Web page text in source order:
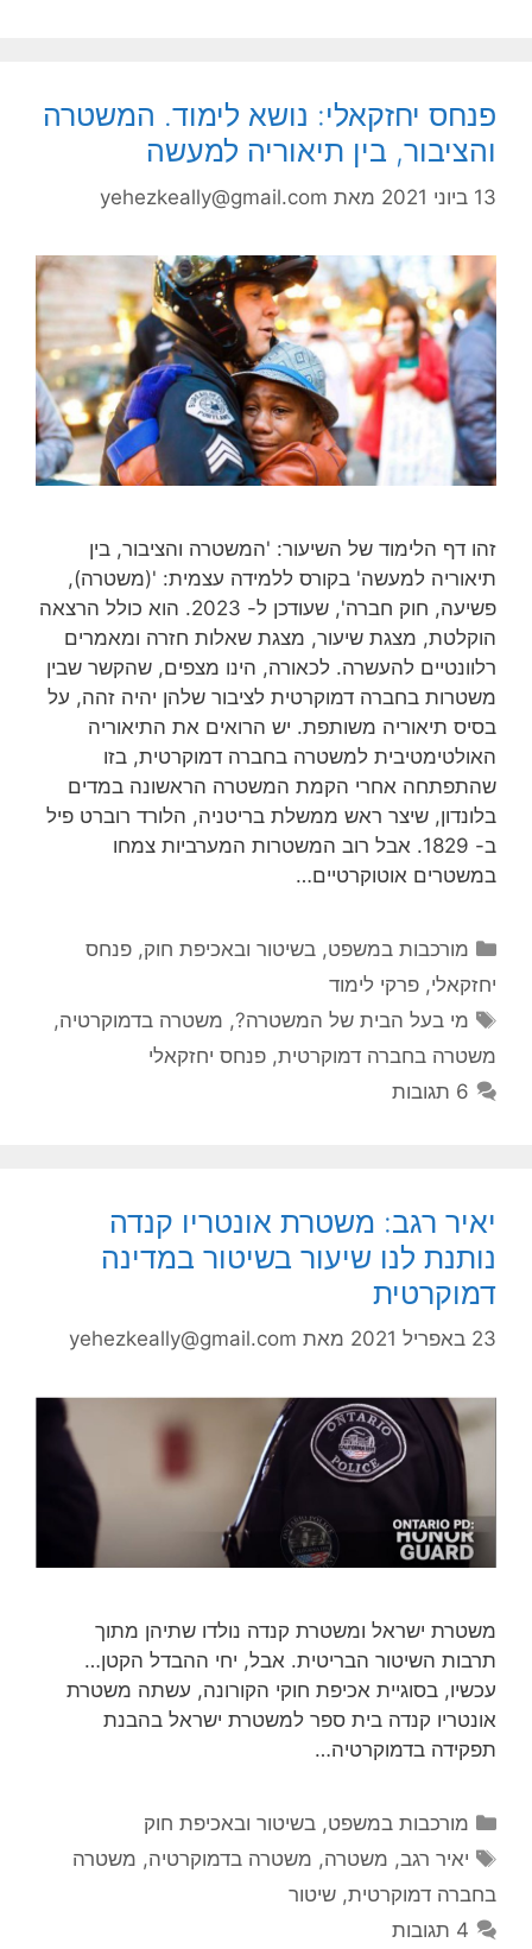
פנחס יחזקאלי: נושא לימוד. המשטרה
והציבור, בין תיאוריה למעשה
13 ביוני 2021 מאת yehezkeally@gmail.com
זהו דף הלימוד של השיעור: 'המשטרה והציבור, בין
תיאוריה למעשה' בקורס ללמידה עצמית: '(משטרה),
פשיעה, חוק חברה', שעודכן ל- 2023. הוא כולל הרצאה
הוקלטת, מצגת שיעור, מצגת שאלות חזרה ומאמרים
רלוונטיים להעשרה. לכאורה, הינו מצפים, שהקשר שבין
משטרות בחברה דמוקרטית לציבור שלהן יהיה זהה, על
בסיס תיאוריה משותפת. יש הרואים את התיאוריה
האולטימטיבית למשטרה בחברה דמוקרטית, בזו
שהתפתחה אחרי הקמת המשטרה הראשונה במדים
בלונדון, שיצר ראש ממשלת בריטניה, הלורד רוברט פיל
ב- 1829. אבל רוב המשטרות המערביות צמחו
במשטרים אוטוקרטיים…
קטגוריות
מורכבות במשפט, בשיטור ובאכיפת חוק,פנחס
יחזקאלי, פרקי לימוד
תגיות
מי בעל הבית של המשטרה?, משטרה בדמוקרטיה,
משטרה בחברה דמוקרטית, פנחס יחזקאלי
6 תגובות
יאיר רגב: משטרת אונטריו קנדה
נותנת לנו שיעור בשיטור במדינה
דמוקרטית
23 באפריל 2021 מאת yehezkeally@gmail.com
משטרת ישראל ומשטרת קנדה נולדו שתיהן מתוך
תרבות השיטור הבריטית. אבל, יחי ההבדל הקטן…
עכשיו, בסוגיית אכיפת חוקי הקורונה, עשתה משטרת
אונטריו קנדה בית ספר למשטרת ישראל בהבנת
תפקידה בדמוקרטיה…
קטגוריות
מורכבות במשפט, בשיטור ובאכיפת חוק
תגיות
יאיר רגב, משטרה, משטרה בדמוקרטיה, משטרה
בחברה דמוקרטית, שיטור
4 תגובות